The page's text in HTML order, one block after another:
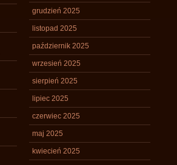
grudzień 2025
listopad 2025
październik 2025
wrzesień 2025
sierpień 2025
lipiec 2025
czerwiec 2025
maj 2025
kwiecień 2025